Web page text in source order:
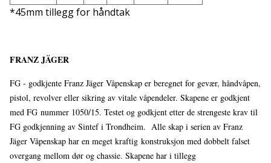
*45mm tillegg for håndtak
FRANZ JÄGER
FG - godkjente Franz Jäger Våpenskap er beregnet for gevær, håndvåpen,
pistol, revolver eller sikring av vitale våpendeler. Skapene er godkjent
med FG nummer 1050/15. Testet og godkjent etter de strengeste krav til
FG godkjenning av Sintef i Trondheim. Alle skap i serien av Franz
Jäger Våpenskap har en meget kraftig konstruksjon med dobbelt falset
overgang mellom dør og chassie. Skapene har i tillegg